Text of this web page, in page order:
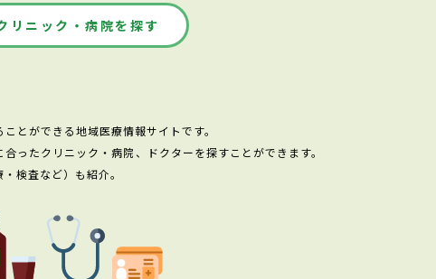
リニック・病院を探す
とができる地域医療情報サイトです。
ったクリニック・病院、ドクターを探すことができます。
検査など）も紹介。